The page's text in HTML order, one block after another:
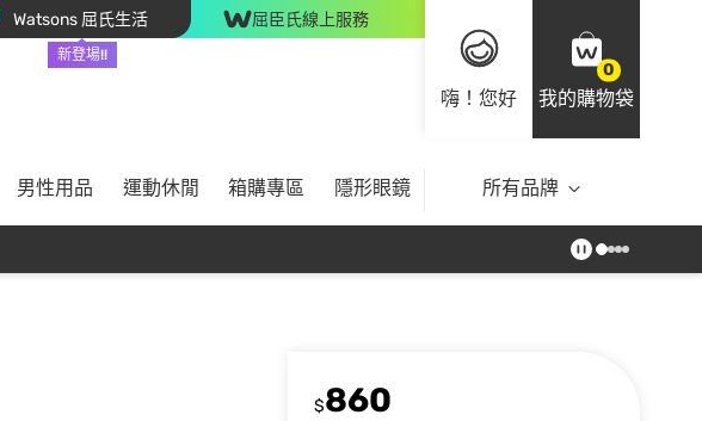
Watsons 屈氏生活
新登場!!
屈臣氏線上服務
嗨！您好
0
我的購物袋
男性用品 運動休閒 箱購專區 隱形眼鏡 所有品牌
$860